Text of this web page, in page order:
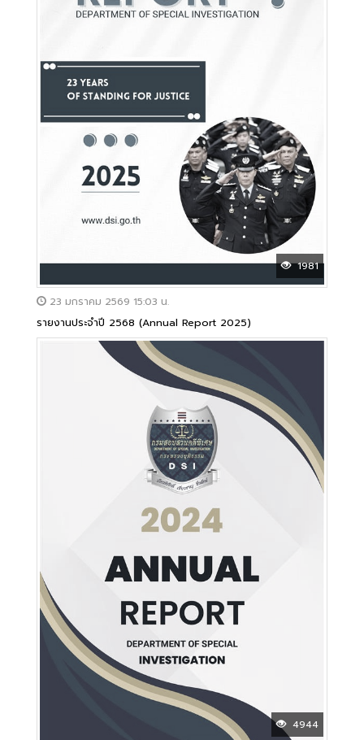
1981
23 มกราคม 2569 15:03 น.
รายงานประจำปี 2568 (Annual Report 2025)
4944